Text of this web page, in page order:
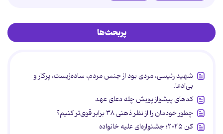
پربحث‌ها
شهید رئیسی، مردی بود از جنس مردم، ساده‌زیست، پرکار و
بی‌ادعا.
کدهای پیشواز پویش چله دعای عهد
چطور خودمان را از نظر ذهنی ۳۸ برابر قوی‌تر کنیم؟
کن ۲۰۲۵؛ جشنواره‌ای علیه خانواده